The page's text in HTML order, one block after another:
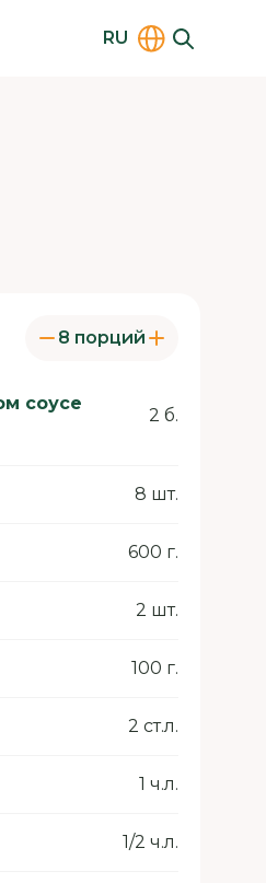
RU
8 порций
соусе
2 б.
8 шт.
600 г.
2 шт.
100 г.
2 ст.л.
1 ч.л.
1/2 ч.л.